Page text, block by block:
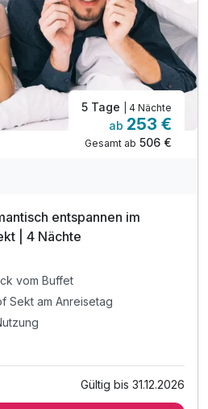
5 Tage | 4 Nächte
ab 253 €
Gesamt ab 506 €
entspannen im
| 4 Nächte
vom Buffet
Sekt am Anreisetag
Gültig bis 31.12.2026